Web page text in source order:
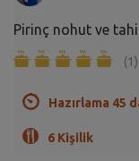
Pirinç nohut ve
(1)
Hazırlama 45
6 Kişilik